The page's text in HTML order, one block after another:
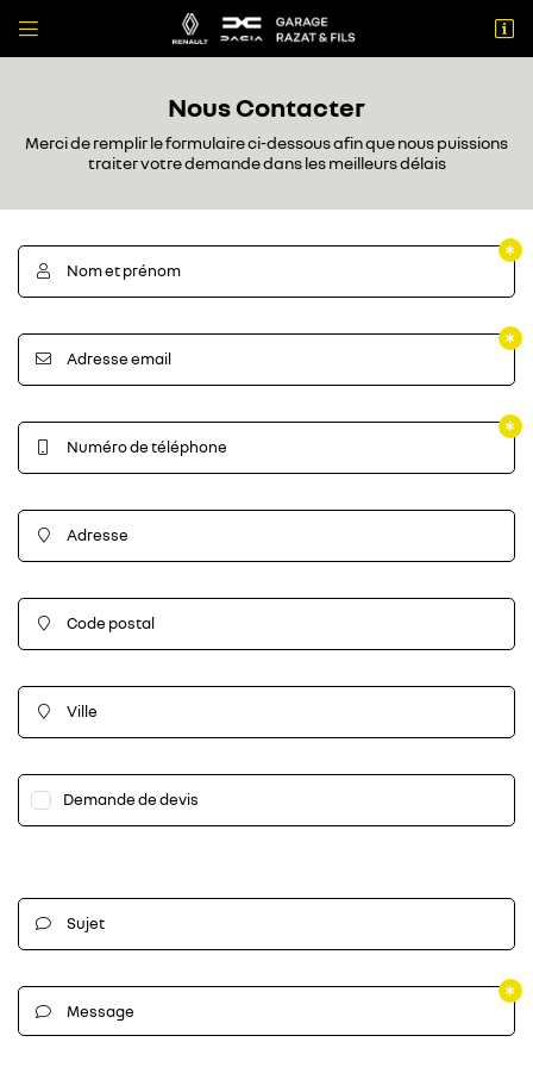
 
56 avenue du Lauragais
 Adresse email de réception
Rafraîchir le captcha
Nous Contacter
Merci de remplir le formulaire ci-dessous afin que nous puissions
traiter votre demande dans les meilleurs délais
 Nom et prénom
 Adresse email
Numéro de téléphone
 Adresse
 Code postal
 Ville
Demande de devis
 Sujet
 Message